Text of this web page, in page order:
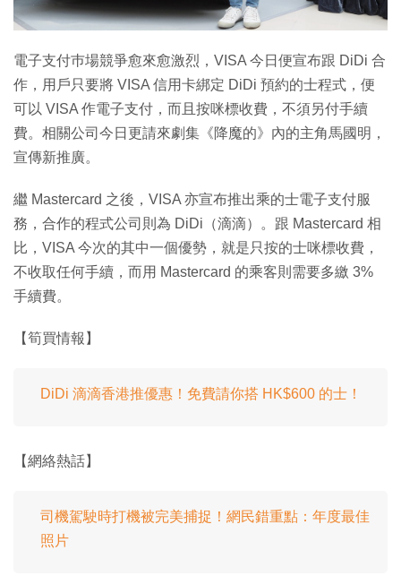
電子支付巿場競爭愈來愈激烈，VISA 今日便宣布跟 DiDi 合
作，用戶只要將 VISA 信用卡綁定 DiDi 預約的士程式，便
可以 VISA 作電子支付，而且按咪標收費，不須另付手續
費。相關公司今日更請來劇集《降魔的》內的主角馬國明，
宣傳新推廣。
繼 Mastercard 之後，VISA 亦宣布推出乘的士電子支付服
務，合作的程式公司則為 DiDi（滴滴）。跟 Mastercard 相
比，VISA 今次的其中一個優勢，就是只按的士咪標收費，
不收取任何手續，而用 Mastercard 的乘客則需要多繳 3%
手續費。
【筍買情報】
DiDi 滴滴香港推優惠！免費請你搭 HK$600 的士！
【網絡熱話】
司機駕駛時打機被完美捕捉！網民錯重點：年度最佳
照片